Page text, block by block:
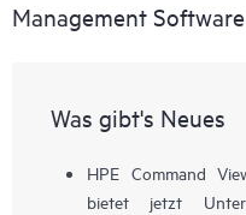
Management Software
Was gibt's Neues
HPE Command
bietet jetzt